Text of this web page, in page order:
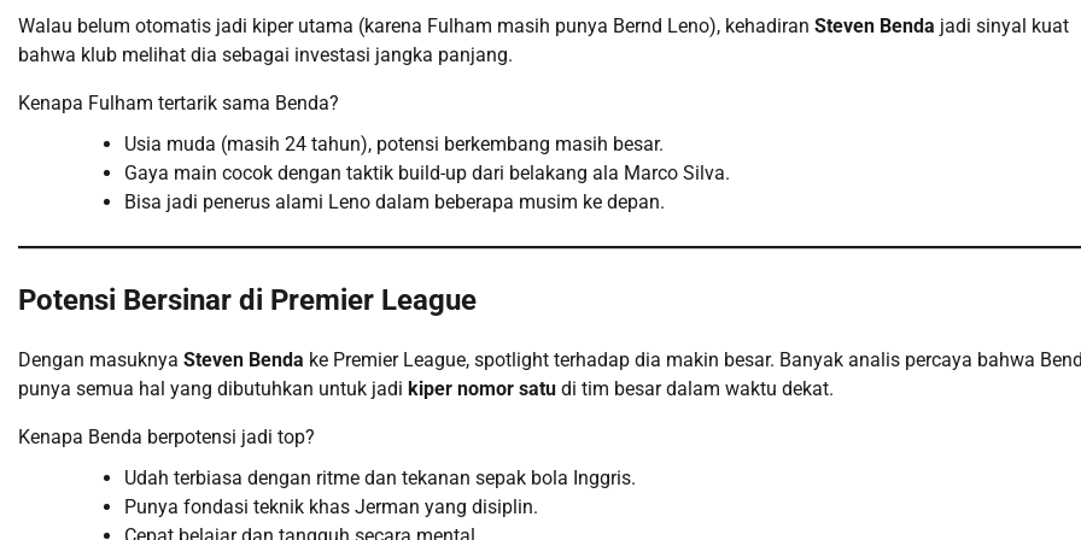
Walau belum otomatis jadi kiper utama (karena Fulham masih punya Bernd Leno), kehadiran Steven Benda jadi sinyal kuat
bahwa klub melihat dia sebagai investasi jangka panjang.
Kenapa Fulham tertarik sama Benda?
Usia muda (masih 24 tahun), potensi berkembang masih besar.
Gaya main cocok dengan taktik build-up dari belakang ala Marco Silva.
Bisa jadi penerus alami Leno dalam beberapa musim ke depan.
Potensi Bersinar di Premier League
Dengan masuknya Steven Benda ke Premier League, spotlight terhadap dia makin besar. Banyak analis percaya bahwa
punya semua hal yang dibutuhkan untuk jadi kiper nomor satu di tim besar dalam waktu dekat.
Kenapa Benda berpotensi jadi top?
Udah terbiasa dengan ritme dan tekanan sepak bola Inggris.
Punya fondasi teknik khas Jerman yang disiplin.